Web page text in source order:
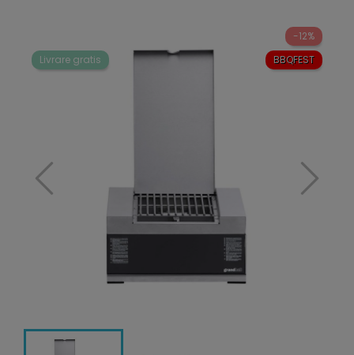
BBQFEST
Livrare gratis
-12%